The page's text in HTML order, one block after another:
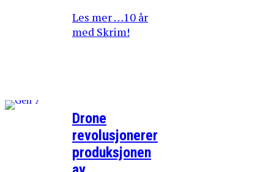
Les mer …10 år
med Skrim!
Drone
revolusjonerer
produksjonen